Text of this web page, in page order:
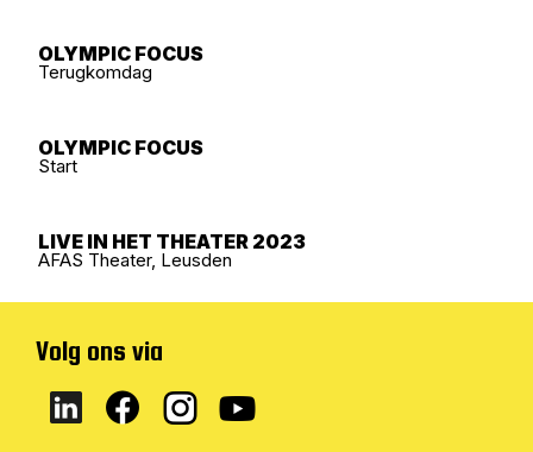
OLYMPIC FOCUS
Terugkomdag
OLYMPIC FOCUS
Start
LIVE IN HET THEATER 2023
AFAS Theater, Leusden
Volg ons via